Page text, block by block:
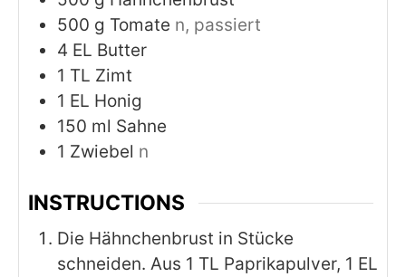
500 g Tomate n, passiert
4 EL Butter
1 TL Zimt
1 EL Honig
150 ml Sahne
1 Zwiebel n
INSTRUCTIONS
Die Hähnchenbrust in Stücke
schneiden. Aus 1 TL Paprikapulver, 1 EL